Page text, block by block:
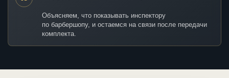
Объясняем, что показывать инспектору
по барбершопу, и остаемся на связи после передачи
комплекта.